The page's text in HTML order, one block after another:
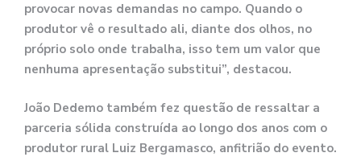
provocar novas demandas no campo. Quando o
produtor vê o resultado ali, diante dos olhos, no
próprio solo onde trabalha, isso tem um valor que
nenhuma apresentação substitui”, destacou.
João Dedemo também fez questão de ressaltar a
parceria sólida construída ao longo dos anos com o
produtor rural Luiz Bergamasco, anfitrião do evento.